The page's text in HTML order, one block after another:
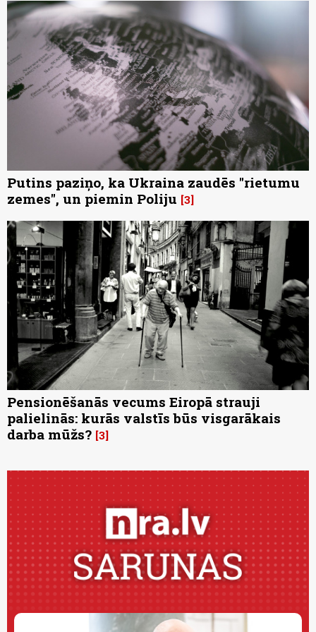
Putins paziņo, ka Ukraina zaudēs "rietumu
zemes", un piemin Poliju 3
Pensionēšanās vecums Eiropā strauji
palielinās: kurās valstīs būs visgarākais
darba mūžs? 3